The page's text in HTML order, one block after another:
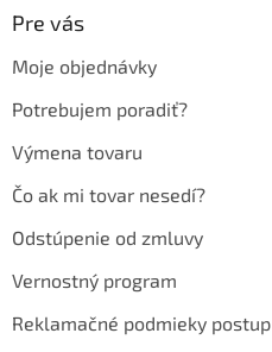
Pre vás
Moje objednávky
Potrebujem poradiť?
Výmena tovaru
Čo ak mi tovar nesedí?
Odstúpenie od zmluvy
Vernostný program
Reklamačné podmieky postup